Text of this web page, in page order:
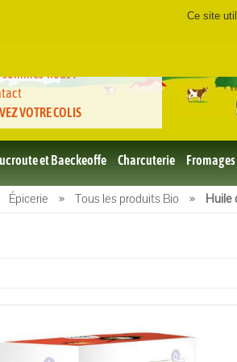
nous ?
VOTRE COLIS
et Baeckeoffe Charcuterie Fromages
Épicerie » Tous les produits Bio » Huile
Ce site